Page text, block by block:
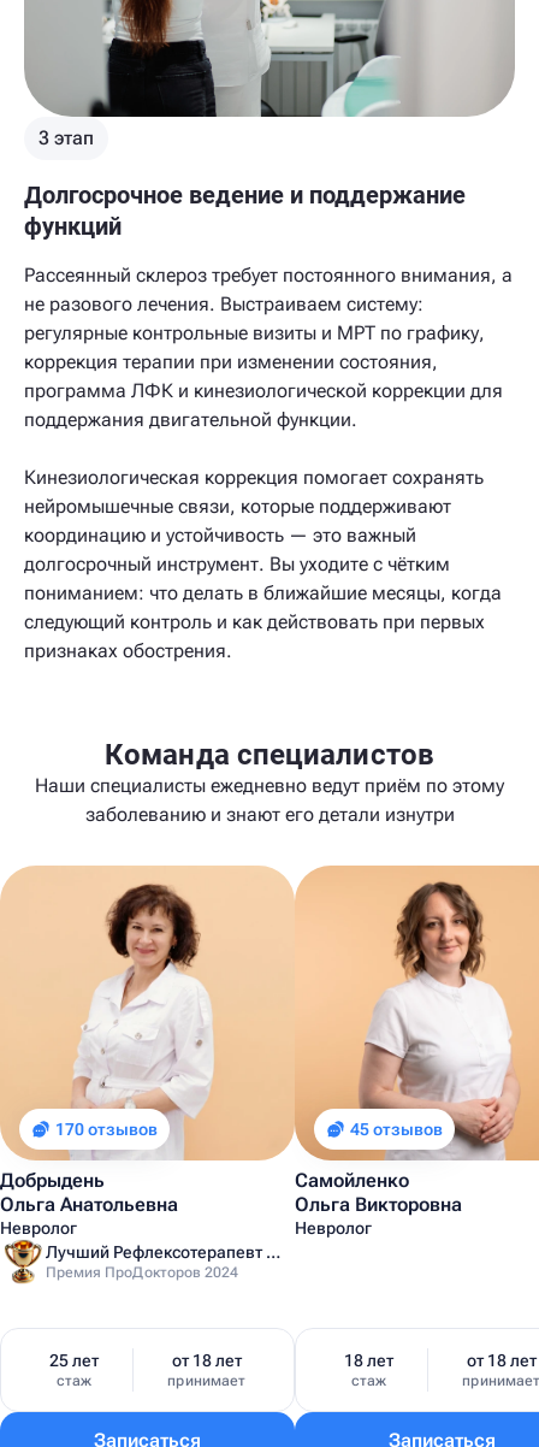
3 этап
Долгосрочное ведение и поддержание
функций
Рассеянный склероз требует постоянного внимания, а
не разового лечения. Выстраиваем систему:
регулярные контрольные визиты и МРТ по графику,
коррекция терапии при изменении состояния,
программа ЛФК и кинезиологической коррекции для
поддержания двигательной функции.
Кинезиологическая коррекция помогает сохранять
нейромышечные связи, которые поддерживают
координацию и устойчивость — это важный
долгосрочный инструмент. Вы уходите с чётким
пониманием: что делать в ближайшие месяцы, когда
следующий контроль и как действовать при первых
признаках обострения.
Команда специалистов
Наши специалисты ежедневно ведут приём по этому
заболеванию и знают его детали изнутри
170 отзывов
Добрыдень
Ольга Анатольевна
Невролог
Лучший Рефлексотерапевт Санкт-Петербурга
Премия ПроДокторов 2024
25 лет
стаж
от 18 лет
принимает
Записаться
45 отзывов
Самойленко
Ольга Викторовна
Невролог
18 лет
стаж
от 18 лет
принимает
Записаться